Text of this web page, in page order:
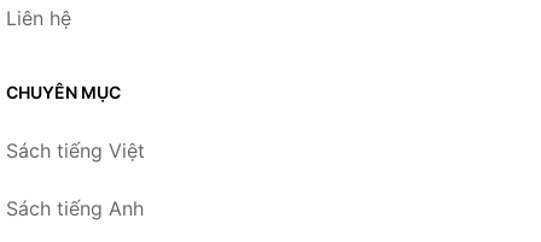
Liên hệ
CHUYÊN MỤC
Sách tiếng Việt
Sách tiếng Anh